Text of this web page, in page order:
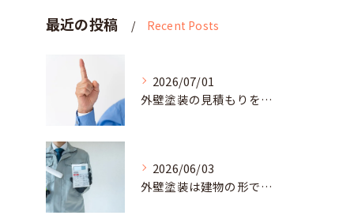
最近の投稿 Recent Posts
2026/07/01
外壁塗装の見積もりを依頼する時のポイント
2026/06/03
外壁塗装は建物の形で費用が違うの？